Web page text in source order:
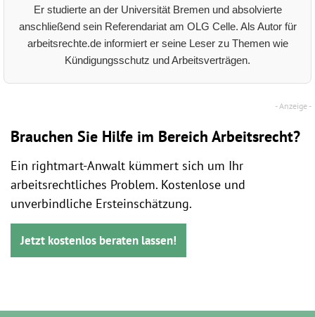
Er studierte an der Universität Bremen und absolvierte
anschließend sein Referendariat am OLG Celle. Als Autor für
arbeitsrechte.de informiert er seine Leser zu Themen wie
Kündigungsschutz und Arbeitsverträgen.
Brauchen Sie Hilfe im Bereich Arbeitsrecht?
Ein rightmart-Anwalt kümmert sich um Ihr
arbeitsrechtliches Problem. Kostenlose und
unverbindliche Ersteinschätzung.
Jetzt kostenlos beraten lassen!